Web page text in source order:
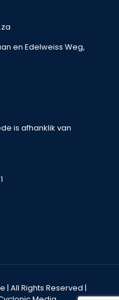
en Edelweiss Weg,
is afhanklik van
All Rights Reserved |